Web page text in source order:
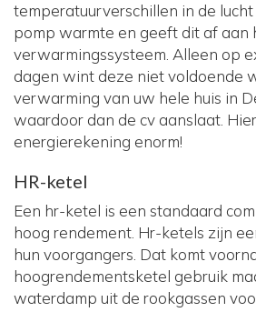
temperatuurverschillen in de
pomp warmte en geeft dit af aan
verwarmingssysteem. Alleen op
dagen wint deze niet voldoende
verwarming van uw hele huis in
waardoor dan de cv aanslaat.
energierekening enorm!
HR-ketel
Een hr-ketel is een standaard
hoog rendement. Hr-ketels zijn
hun voorgangers. Dat komt
hoogrendementsketel gebruik
waterdamp uit de rookgassen